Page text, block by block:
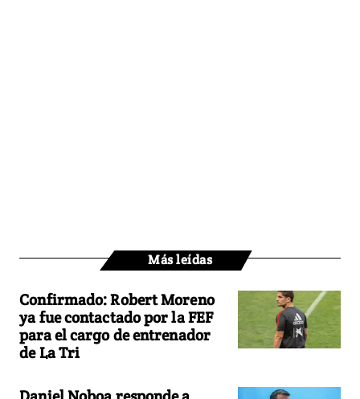
Más leídas
Confirmado: Robert Moreno
ya fue contactado por la FEF
para el cargo de entrenador
de La Tri